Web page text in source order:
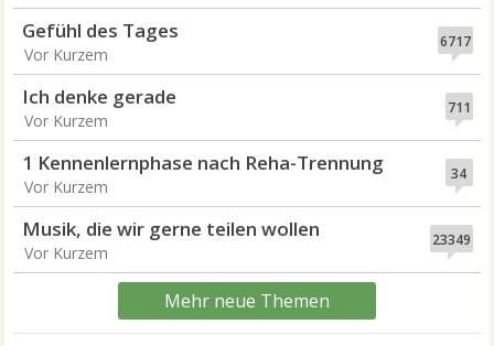
6717
Gefühl des Tages
Vor Kurzem
711
Ich denke gerade
Vor Kurzem
34
1 Kennenlernphase nach Reha-Trennung
Vor Kurzem
23349
Musik, die wir gerne teilen wollen
Vor Kurzem
Mehr neue Themen